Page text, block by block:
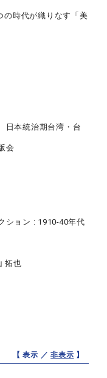
の時代が織りなす「美
本統治期台湾・台
会
ション : 1910-40年代
拓也
【 表示 ／非表示 】